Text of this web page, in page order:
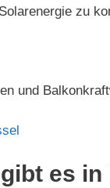
zu
und
es